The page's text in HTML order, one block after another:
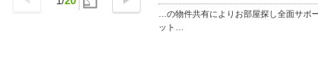
…の物件共有によりお部屋探し全面サポ
ット…